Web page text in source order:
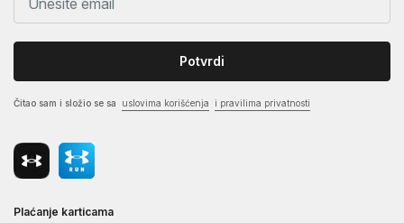
Potvrdi
Čitao sam i složio se sa uslovima korišćenja i pravilima privatnosti
Plaćanje karticama